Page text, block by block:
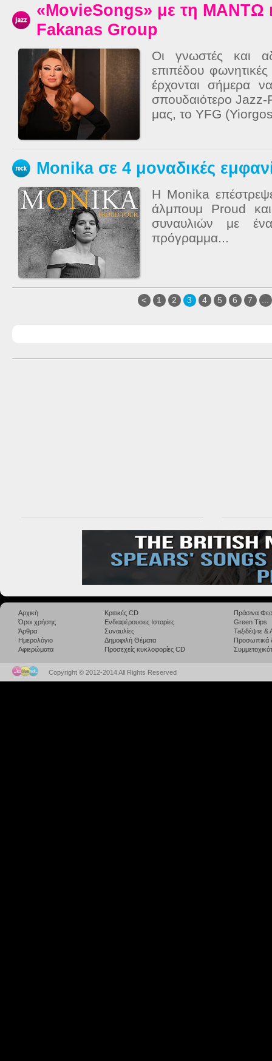
«MovieSongs» με τη ΜΑΝΤΩ
Fakanas Group
Οι γνωστές και
επιπέδου
έρχονται σήμερα
σπουδαιότερο
μας, το YFG
Monika σε 4 μοναδικές
H Monika
άλμπουμ Proud
συναυλιών με
πρόγραμμα...
< 1 2 3 4 5 6 7 ...
Αρχική
Όροι χρήσης
Άρθρα
Ημερολόγιο
Αφιερώματα
Κριτικές CD
Ενδιαφέρουσες Ιστορίες
Συναυλίες
Δημοφιλή Θέματα
Προσεχείς κυκλοφορίες CD
Πράσινα
Green Tips
Taξιδέψτε
Προσωπικά
Copyright © 2012-2014 All Rights Reserved